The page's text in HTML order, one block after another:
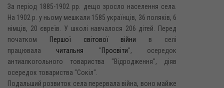
За період 1885-1902 pp. дещо зросло населення села.
На 1902 р. у ньому мешкали 1585 українців, 36 поляків, 6
німців, 20 євреїв. У школі навчалося 206 дітей. Перед
початком
Першої світової війни в селі
працювала читальня "Просвіти", осередок
антиалкогольного товариства "Відродження", діяв
осередок товариства "Сокіл".
Подальший розвиток села перервала війна, воно майже